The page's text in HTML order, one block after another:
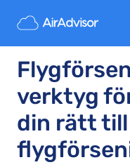
verktyg
din rätt